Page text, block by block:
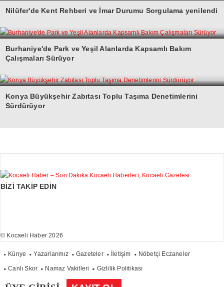
Nilüfer'de Kent Rehberi ve İmar Durumu Sorgulama yenilendi
Burhaniye'de Park ve Yeşil Alanlarda Kapsamlı Bakım
Çalışmaları Sürüyor
Konya Büyükşehir Zabıtası Toplu Taşıma Denetimlerini
Sürdürüyor
BİZİ TAKİP EDİN
© Kocaeli Haber 2026
Künye Yazarlarımız Gazeteler İletişim Nöbetçi Eczaneler
Canlı Skor Namaz Vakitleri Gizlilik Politikası